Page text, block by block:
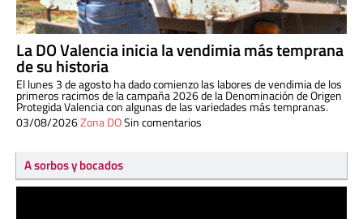
La DO Valencia inicia la vendimia más temprana
de su historia
El lunes 3 de agosto ha dado comienzo las labores de vendimia de los
primeros racimos de la campaña 2026 de la Denominación de Origen
Protegida Valencia con algunas de las variedades más tempranas.
03/08/2026Zona DOSin comentarios
A sorbos y bocados